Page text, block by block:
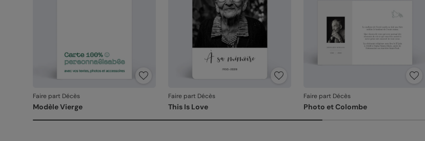
Faire part Décès
Modèle Vierge
Faire part Décès
This Is Love
Faire part Décès
Photo et Colombe